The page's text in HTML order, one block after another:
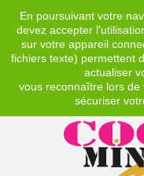
En poursuivant votre
devez accepter
sur votre appareil
fichiers texte) permettent
actualiser
vous reconnaître lors
sécuriser
EUR